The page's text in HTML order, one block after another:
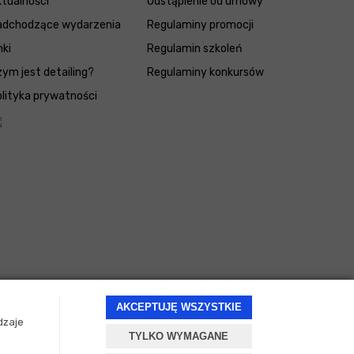
AKCEPTUJĘ WSZYSTKIE
TYLKO WYMAGANE
wydarzenia
jest detailing?
prywatności
Regulaminy promocji
Regulamin szkoleń
Regulaminy konkursów